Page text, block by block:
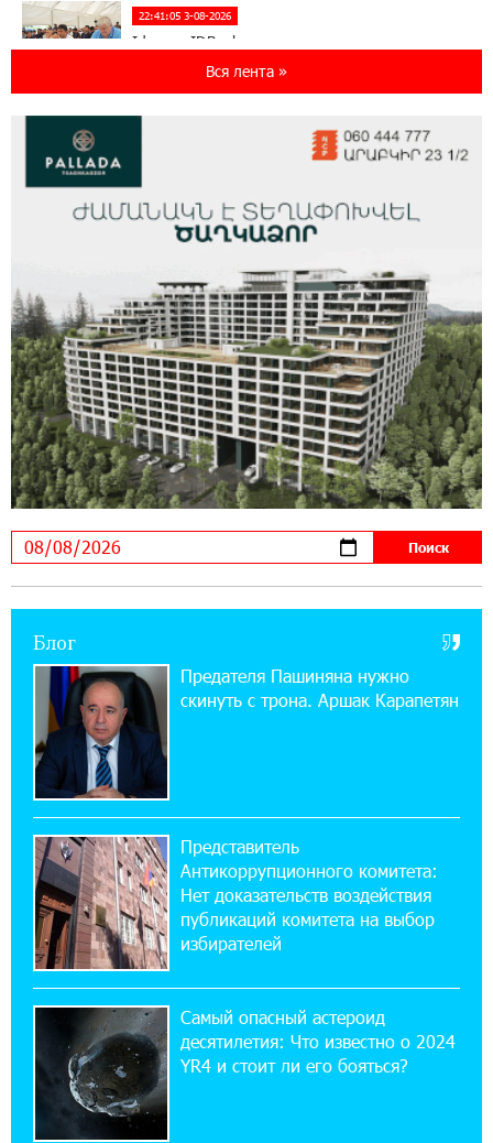
22:41:05 3-08-2026
Idram и IDBank - рядом со стартапами на
Seaside Startup Summit
В мобильном приложении Юнибанка теперь
imID
«Бесплатные бонусы в играх»: IDBank
предупреждает о кибератаках на школьников
11:21:15 31-07-2026
ЕАЭС со временем будет расширяться. Когда-
нибудь это поймёт и рядовой армянин, но
будет уже поздно
11:03:52 31-07-2026
Если Израиль использует тему Геноцида
армян против Эрдогана, то что для него
значит сам Геноцид?
10% годовых и оформление в мобильном
приложении
17:03:49 30-07-2026
Платформа Rate.Trading на Seaside Startup
Summit: IDBank представил инновационное
решение
14:44:13 29-07-2026
Состоялось открытие Khachaturian Rooftop
при поддержке IDBank
Пашинян ты упустил свой шанс уйти
спокойно. Аршак Карапетян
12:04:53 28-07-2026
Обновленный Центр продаж и обслуживания
Вся лента »
Блог
Предателя Пашиняна нужно
скинуть с трона. Аршак Карапетян
Представитель
Антикоррупционного комитета:
Нет доказательств воздействия
публикаций комитета на выбор
избирателей
Самый опасный астероид
десятилетия: Что известно о 2024
YR4 и стоит ли его бояться?